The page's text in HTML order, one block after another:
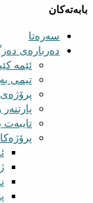
بابەتەکان
سەرەتا
دەربارەی
ئێمە
تیمی
تایبەت